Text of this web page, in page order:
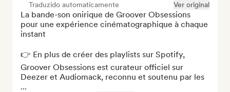
Traduzido automaticamente
Ver original
La bande-son onirique de Groover Obsessions
pour une expérience cinématographique à chaque
instant
👉 En plus de créer des playlists sur Spotify,
Groover Obsessions est curateur officiel sur
Deezer et Audiomack, reconnu et soutenu par les
...